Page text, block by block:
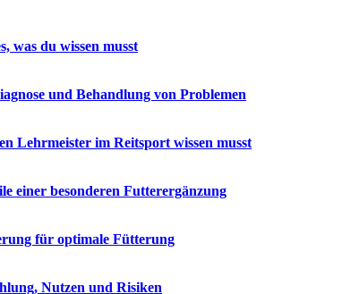
was du wissen musst
und Behandlung von Problemen
Lehrmeister im Reitsport wissen musst
einer besonderen Futterergänzung
für optimale Fütterung
Nutzen und Risiken